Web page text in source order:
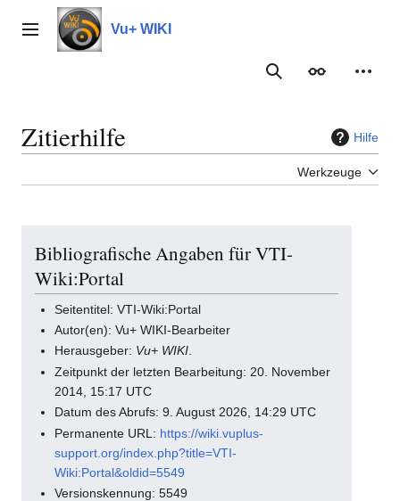
Inhalt
springenHauptmenü Vu+ WIKI
Suche
Zitierhilfe Hilfe
Werkzeuge
Bibliografische Angaben für VTI-
Wiki:Portal
Seitentitel: VTI-Wiki:Portal
Autor(en): Vu+ WIKI-Bearbeiter
Herausgeber: Vu+ WIKI.
Zeitpunkt der letzten Bearbeitung: 20. November
2014, 15:17 UTC
Datum des Abrufs: 9. August 2026, 14:29 UTC
Permanente URL: https://wiki.vuplus-
support.org/index.php?title=VTI-
Wiki:Portal&oldid=5549
Versionskennung: 5549